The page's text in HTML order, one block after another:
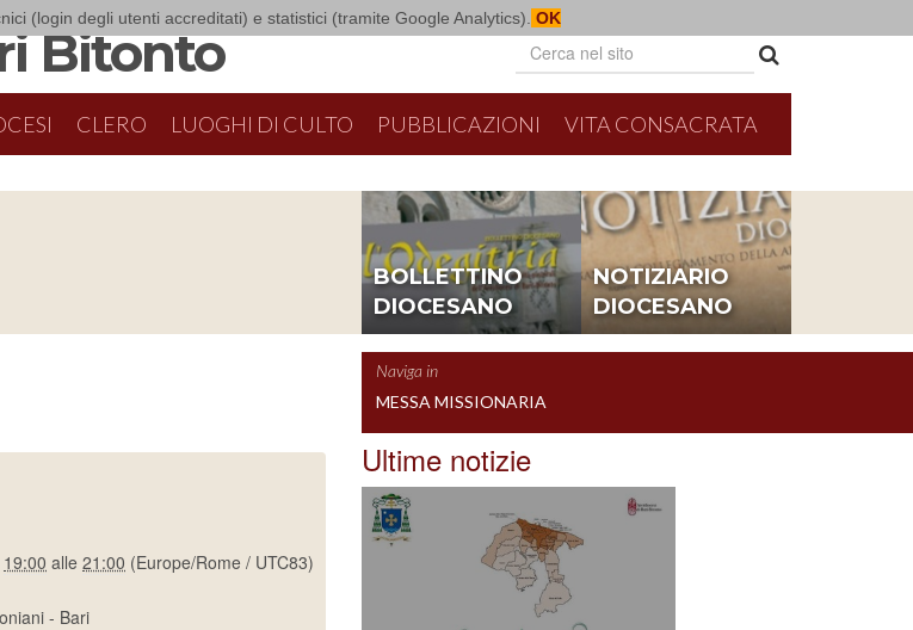
(login degli utenti accreditati) e statistici (tramite Google Analytics). OK
Bitonto
CLERO LUOGHI DI CULTO PUBBLICAZIONI VITA CONSACRATA
BOLLETTINO
DIOCESANO
NOTIZIARIO
DIOCESANO
19:00 alle 21:00 (Europe/Rome / UTC83)
- Bari
Naviga in
MESSA MISSIONARIA
Ultime notizie